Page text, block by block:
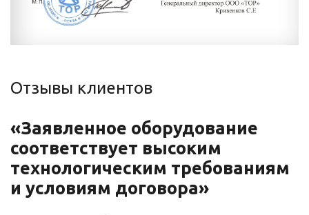
Отзывы клиентов
«Заявленное оборудование
соответствует высоким
технологическим требованиям
и условиям договора»